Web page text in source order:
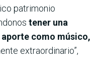
patrimonio
tener una
como músico,
extraordinario”,